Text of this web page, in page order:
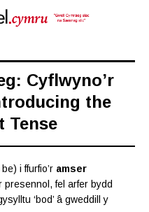
Cyflwyno’r
the
Tense
i ffurfio’r amser
presennol, fel arfer bydd
‘bod’ â gweddill y